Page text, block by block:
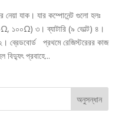
নেয়া যাক। যার কম্পোনেন্ট গুলো হলঃ
১০০Ω) ৩। ব্যাটারি (৯ ভোল্ট) ৪।
ব্রেডবোর্ড প্রথমে রেজিস্টরেরর কাজ
বিদ্যুৎ প্রবাহে...